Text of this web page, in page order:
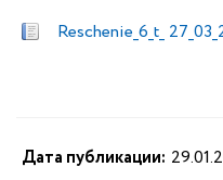
Reschenie_6_t_
Дата публикации: